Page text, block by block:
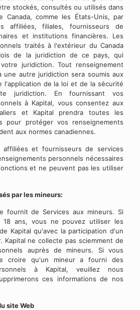
stockés, consultés ou utilisés dans
Canada, comme les États-Unis, par
affiliées, filiales, fournisseurs de
et institutions financières. Les
traités à l'extérieur du Canada
de la juridiction de ce pays, qui
juridiction. Tout renseignement
une autre juridiction sera soumis aux
l'application de la loi et de la sécurité
juridiction. En fournissant vos
à Kapital, vous consentez aux
et Kapital prendra toutes les
pour protéger vos renseignements
aux normes canadiennes.
affiliées et fournisseurs de services
personnels nécessaires
et ne peuvent pas les utiliser
par les mineurs:
fournit de Services aux mineurs. Si
18 ans, vous ne pouvez utiliser les
Kapital qu'avec la participation d'un
Kapital ne collecte pas sciemment de
auprès de mineurs. Si vous
croire qu'un mineur a fourni des
à Kapital, veuillez nous
ces informations de nos
site Web